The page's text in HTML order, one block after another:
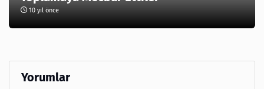
10 yıl önce
Yorumlar